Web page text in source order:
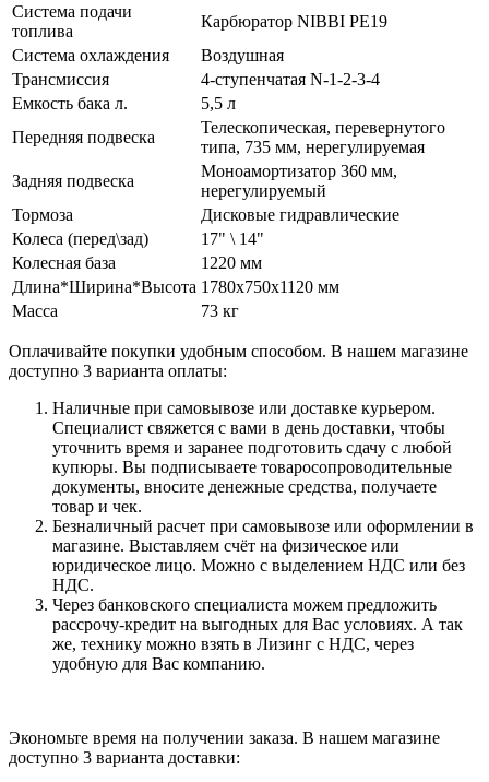
Система подачи
топлива
Карбюратор NIBBI PE19
Система охлаждения
Воздушная
Трансмиссия
4-ступенчатая N-1-2-3-4
Емкость бака л.
5,5 л
Передняя подвеска
Телескопическая, перевернутого
типа, 735 мм, нерегулируемая
Задняя подвеска
Моноамортизатор 360 мм,
нерегулируемый
Тормоза
Дисковые гидравлические
Колеса (перед\зад)
17" \ 14"
Колесная база
1220 мм
Длина*Ширина*Высота 1780х750х1120 мм
Масса
73 кг
Оплачивайте покупки удобным способом. В нашем магазине
доступно 3 варианта оплаты:
Наличные при самовывозе или доставке курьером.
Специалист свяжется с вами в день доставки, чтобы
уточнить время и заранее подготовить сдачу с любой
купюры. Вы подписываете товаросопроводительные
документы, вносите денежные средства, получаете
товар и чек.
Безналичный расчет при самовывозе или оформлении в
магазине. Выставляем счёт на физическое или
юридическое лицо. Можно с выделением НДС или без
НДС.
Через банковского специалиста можем предложить
рассрочу-кредит на выгодных для Вас условиях. А так
же, технику можно взять в Лизинг с НДС, через
удобную для Вас компанию.
Экономьте время на получении заказа. В нашем магазине
доступно 3 варианта доставки: